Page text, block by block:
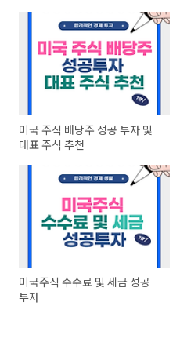
미국 주식 배당주 성공 투자 및
대표 주식 추천
미국주식 수수료 및 세금 성공
투자